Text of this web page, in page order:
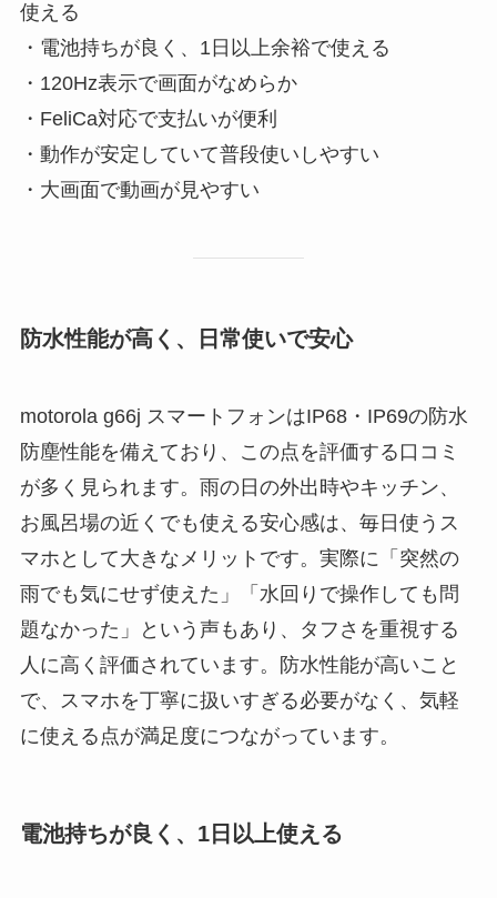
使える
・電池持ちが良く、1日以上余裕で使える
・120Hz表示で画面がなめらか
・FeliCa対応で支払いが便利
・動作が安定していて普段使いしやすい
・大画面で動画が見やすい
防水性能が高く、日常使いで安心
motorola g66j スマートフォンはIP68・IP69の防水
防塵性能を備えており、この点を評価する口コミ
が多く見られます。雨の日の外出時やキッチン、
お風呂場の近くでも使える安心感は、毎日使うス
マホとして大きなメリットです。実際に「突然の
雨でも気にせず使えた」「水回りで操作しても問
題なかった」という声もあり、タフさを重視する
人に高く評価されています。防水性能が高いこと
で、スマホを丁寧に扱いすぎる必要がなく、気軽
に使える点が満足度につながっています。
電池持ちが良く、1日以上使える